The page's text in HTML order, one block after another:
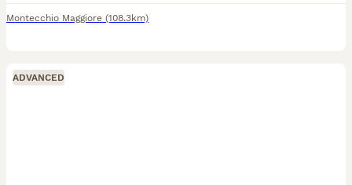
Montecchio Maggiore (108.3km)
ADVANCED